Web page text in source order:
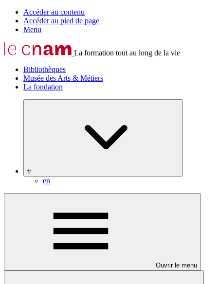
Accéder au contenu
Accéder au pied de page
Menu
La formation tout au long de la vie
Bibliothèques
Musée des Arts & Métiers
La fondation
fr
en
Ouvrir le menu